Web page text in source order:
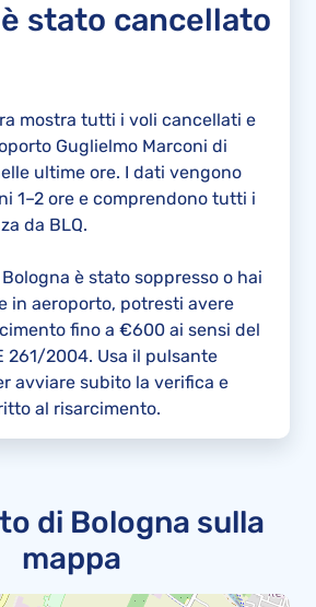
stato cancellato
mostra tutti i voli cancellati e
Guglielmo Marconi di
ultime ore. I dati vengono
1–2 ore e comprendono tutti i
da BLQ.
è stato soppresso o hai
in aeroporto, potresti avere
fino a €600 ai sensi del
261/2004. Usa il pulsante
avviare subito la verifica e
al risarcimento.
di Bologna sulla
mappa